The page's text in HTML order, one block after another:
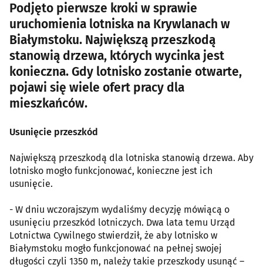
Podjęto pierwsze kroki w sprawie
uruchomienia lotniska na Krywlanach w
Białymstoku. Największą przeszkodą
stanowią drzewa, których wycinka jest
konieczna. Gdy lotnisko zostanie otwarte,
pojawi się wiele ofert pracy dla
mieszkańców.
Usunięcie przeszkód
Największą przeszkodą dla lotniska stanowią drzewa. Aby
lotnisko mogło funkcjonować, konieczne jest ich
usunięcie.
- W dniu wczorajszym wydaliśmy decyzję mówiącą o
usunięciu przeszkód lotniczych. Dwa lata temu Urząd
Lotnictwa Cywilnego stwierdził, że aby lotnisko w
Białymstoku mogło funkcjonować na pełnej swojej
długości czyli 1350 m, należy takie przeszkody usunąć –